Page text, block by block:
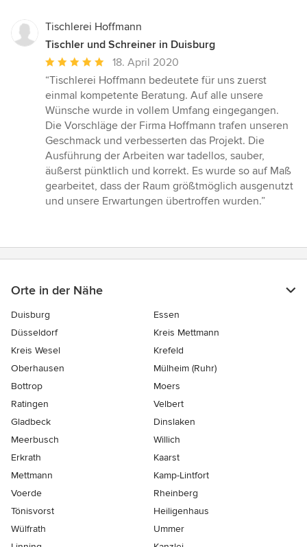
Tischlerei Hoffmann
Tischler und Schreiner in Duisburg
Durchschnittliche
Bewertung:
5
von
5
Sternen
18. April 2020
“Tischlerei Hoffmann bedeutete für uns zuerst
einmal kompetente Beratung. Auf alle unsere
Wünsche wurde in vollem Umfang eingegangen.
Die Vorschläge der Firma Hoffmann trafen unseren
Geschmack und verbesserten das Projekt. Die
Ausführung der Arbeiten war tadellos, sauber,
äußerst pünktlich und korrekt. Es wurde so auf Maß
gearbeitet, dass der Raum größtmöglich ausgenutzt
und unsere Erwartungen übertroffen wurden.”
Orte in der Nähe
Duisburg
Essen
Düsseldorf
Kreis Mettmann
Kreis Wesel
Krefeld
Oberhausen
Mülheim (Ruhr)
Bottrop
Moers
Ratingen
Velbert
Gladbeck
Dinslaken
Meerbusch
Willich
Erkrath
Kaarst
Mettmann
Kamp-Lintfort
Voerde
Rheinberg
Tönisvorst
Heiligenhaus
Wülfrath
Ummer